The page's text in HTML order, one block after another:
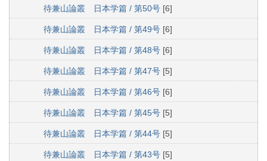
待兼山論叢 日本学篇 / 第50号 [6]
待兼山論叢 日本学篇 / 第49号 [6]
待兼山論叢 日本学篇 / 第48号 [6]
待兼山論叢 日本学篇 / 第47号 [5]
待兼山論叢 日本学篇 / 第46号 [6]
待兼山論叢 日本学篇 / 第45号 [5]
待兼山論叢 日本学篇 / 第44号 [5]
待兼山論叢 日本学篇 / 第43号 [5]